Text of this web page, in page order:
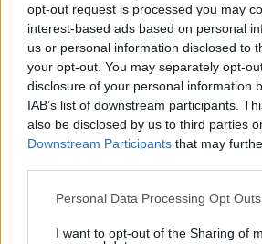
opt-out request is processed you may
interest-based ads based on personal
us or personal information disclosed to
your opt-out. You may separately opt-
disclosure of your personal information
IAB’s list of downstream participants.
also be disclosed by us to third parties
Downstream Participants that may
Please note that this website/app uses
not limited to your visit or usage
Personal Data Processing Opt Outs
I want to opt-out of the Sharing of